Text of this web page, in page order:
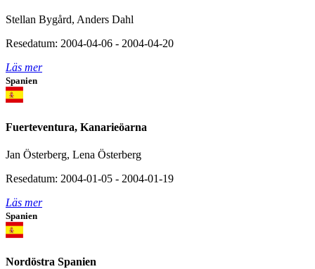
Stellan Bygård, Anders Dahl
Resedatum: 2004-04-06 - 2004-04-20
Läs mer
Spanien
Fuerteventura, Kanarieöarna
Jan Österberg, Lena Österberg
Resedatum: 2004-01-05 - 2004-01-19
Läs mer
Spanien
Nordöstra Spanien